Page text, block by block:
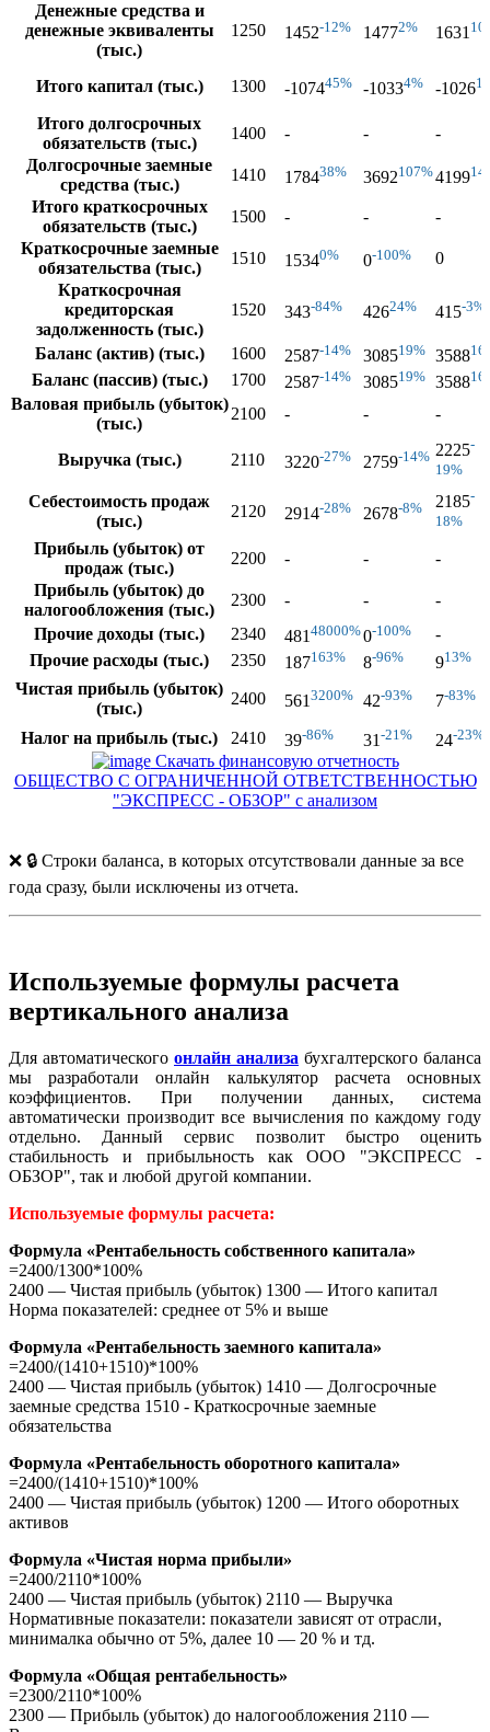
Денежные средства и
денежные эквиваленты
(тыс.)
1250 1452-12% 14772% 1631
Итого капитал (тыс.) 1300 -107445% -10334% -1026
Итого долгосрочных
обязательств (тыс.)
1400 - -
-
Долгосрочные заемные
средства (тыс.)
1410 178438% 3692107%4199
Итого краткосрочных
обязательств (тыс.)
1500 - -
-
Краткосрочные заемные
обязательства (тыс.)
1510 15340% 0-100%
0
Краткосрочная
кредиторская
задолженность (тыс.)
1520 343-84% 42624% 415-3%
Баланс (актив) (тыс.) 1600 2587-14% 308519% 3588
Баланс (пассив) (тыс.) 1700 2587-14% 308519% 3588
Валовая прибыль (убыток)
(тыс.)
2100 - - -
Выручка (тыс.) 2110 3220-27% 2759-14% 2225-
19%
Себестоимость продаж
(тыс.)
2120 2914-28% 2678-8% 2185-
18%
Прибыль (убыток) от
продаж (тыс.)
2200 - -
-
Прибыль (убыток) до
налогообложения (тыс.)
2300 - -
-
Прочие доходы (тыс.)
2340 481 48000%0-100%
-
Прочие расходы (тыс.)
2350 187163% 8-96% 913%
Чистая прибыль (убыток)
(тыс.)
2400 561 3200% 42-93% 7-83%
Налог на прибыль (тыс.) 2410 39-86% 31 -21% 24-23%
Скачать финансовую отчетность
ОБЩЕСТВО С ОГРАНИЧЕННОЙ ОТВЕТСТВЕННОСТЬЮ
"ЭКСПРЕСС - ОБЗОР" с анализом
❌ 🔒 Строки баланса, в которых отсутствовали данные за все
года сразу, были исключены из отчета.
Используемые формулы расчета
вертикального анализа
Для автоматического онлайн анализа бухгалтерского баланса
мы разработали онлайн калькулятор расчета основных
коэффициентов. При получении данных, система
автоматически производит все вычисления по каждому году
отдельно. Данный сервис позволит быстро оценить
стабильность и прибыльность как ООО "ЭКСПРЕСС -
ОБЗОР", так и любой другой компании.
Используемые формулы расчета:
Формула «Рентабельность собственного капитала»
=2400/1300*100%
2400 — Чистая прибыль (убыток) 1300 — Итого капитал
Норма показателей: среднее от 5% и выше
Формула «Рентабельность заемного капитала»
=2400/(1410+1510)*100%
2400 — Чистая прибыль (убыток) 1410 — Долгосрочные
заемные средства 1510 - Краткосрочные заемные
обязательства
Формула «Рентабельность оборотного капитала»
=2400/(1410+1510)*100%
2400 — Чистая прибыль (убыток) 1200 — Итого оборотных
активов
Формула «Чистая норма прибыли»
=2400/2110*100%
2400 — Чистая прибыль (убыток) 2110 — Выручка
Нормативные показатели: показатели зависят от отрасли,
минималка обычно от 5%, далее 10 — 20 % и тд.
Формула «Общая рентабельность»
=2300/2110*100%
2300 — Прибыль (убыток) до налогообложения 2110 —